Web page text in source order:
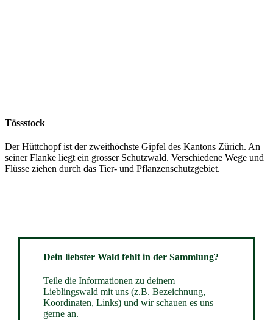
Tössstock
Der Hüttchopf ist der zweithöchste Gipfel des Kantons Zürich. An
seiner Flanke liegt ein grosser Schutzwald. Verschiedene Wege und
Flüsse ziehen durch das Tier- und Pflanzenschutzgebiet.
Dein liebster Wald fehlt in der Sammlung?
Teile die Informationen zu deinem
Lieblingswald mit uns (z.B. Bezeichnung,
Koordinaten, Links) und wir schauen es uns
gerne an.